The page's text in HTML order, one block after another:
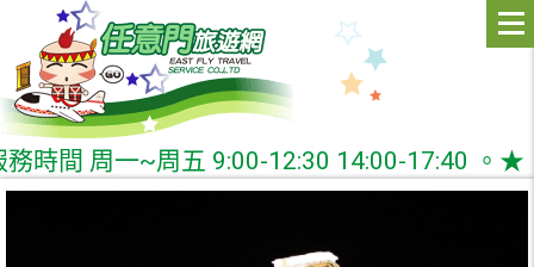
~周五 9:00-12:30 14:00-17:40 。★